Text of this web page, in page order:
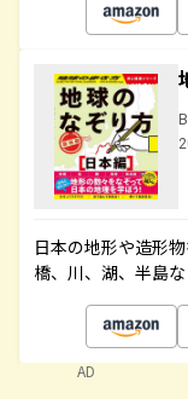
日本の地形や造形
橋、川、湖、半島
AD